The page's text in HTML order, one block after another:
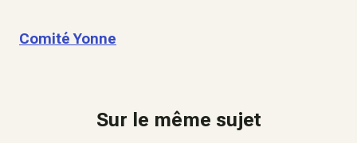
Comité Yonne
Sur le même sujet